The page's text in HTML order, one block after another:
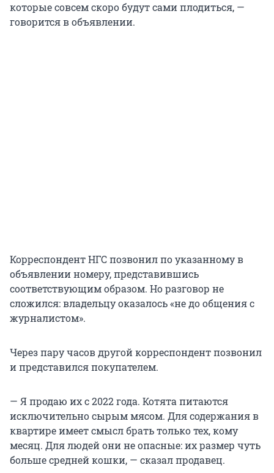
которые совсем скоро будут сами плодиться, —
говорится в объявлении.
Корреспондент НГС позвонил по указанному в
объявлении номеру, представившись
соответствующим образом. Но разговор не
сложился: владельцу оказалось «не до общения с
журналистом».
Через пару часов другой корреспондент позвонил
и представился покупателем.
— Я продаю их с 2022 года. Котята питаются
исключительно сырым мясом. Для содержания в
квартире имеет смысл брать только тех, кому
месяц. Для людей они не опасные: их размер чуть
больше средней кошки, — сказал продавец.